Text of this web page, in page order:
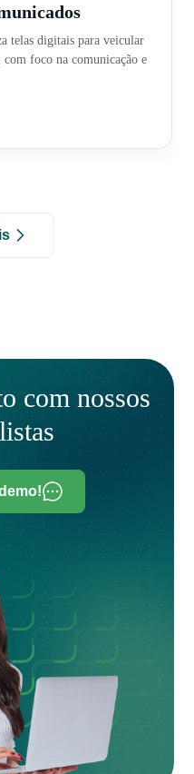
telas digitais para veicular
com foco na comunicação e
com nossos